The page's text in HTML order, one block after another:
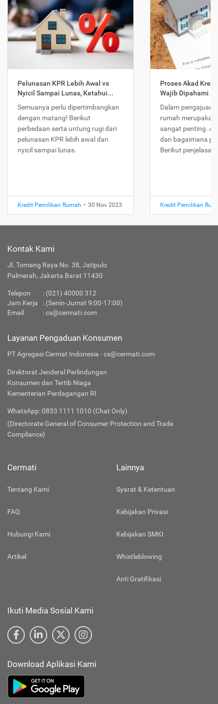
Pelunasan KPR Lebih Awal vs
Nyicil Sampai Lunas, Ketahui...
Semuanya perlu dipertimbangkan
dengan matang! Berikut
perbedaan serta untung rugi dari
pelunasan KPR lebih awal dan
nyicil sampai lunas.
Kredit Pemilikan Rumah • 30 Nov 2023
Proses Akad
Wajib Dipahami
Dalam pengajuan
rumah
sangat penting.
dan bagaimana
Berikut
Kredit Pemilikan
Kontak Kami
Jl. Tomang Raya No. 38, Jatipulo
Palmerah, Jakarta Barat 11430
Telepon : (021) 40000 312
Jam Kerja
: (Senin-Jumat 9:00-17:00)
Email
:cs@cermati.com
Layanan Pengaduan Konsumen
PT Agregasi Cermat Indonesia - cs@cermati.com
Direktorat Jenderal Perlindungan
Konsumen dan Tertib Niaga
Kementerian Perdagangan RI
WhatsApp: 0853 1111 1010 (Chat Only)
(Directorate General of Consumer Protection and Trade
Compliance)
Cermati
Tentang Kami
FAQ
Hubungi Kami
Artikel
Lainnya
Syarat & Ketentuan
Kebijakan Privasi
Kebijakan SMKI
Whistleblowing
Anti Gratifikasi
Ikuti Media Sosial Kami
Download Aplikasi Kami